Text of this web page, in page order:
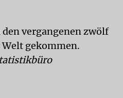
vergangenen zwölf
gekommen.